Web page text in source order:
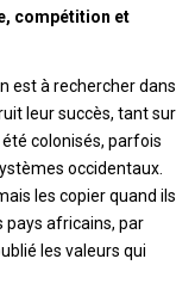
compétition et
est à rechercher dans
leur succès, tant sur
colonisés, parfois
occidentaux.
les copier quand ils
pays africains, par
les valeurs qui